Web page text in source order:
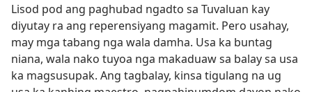
Lisod pod ang paghubad ngadto sa Tuvaluan kay
diyutay ra ang reperensiyang magamit. Pero usahay,
may mga tabang nga wala damha. Usa ka buntag
niana, wala nako tuyoa nga makaduaw sa balay sa usa
ka magsusupak. Ang tagbalay, kinsa tigulang na ug